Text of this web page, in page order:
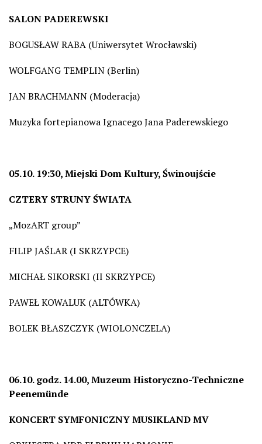
SALON PADEREWSKI
BOGUSŁAW RABA (Uniwersytet Wrocławski)
WOLFGANG TEMPLIN (Berlin)
JAN BRACHMANN (Moderacja)
Muzyka fortepianowa Ignacego Jana Paderewskiego
05.10. 19:30, Miejski Dom Kultury, Świnoujście
CZTERY STRUNY ŚWIATA
„MozART group”
FILIP JAŚLAR (I SKRZYPCE)
MICHAŁ SIKORSKI (II SKRZYPCE)
PAWEŁ KOWALUK (ALTÓWKA)
BOLEK BŁASZCZYK (WIOLONCZELA)
06.10. godz. 14.00, Muzeum Historyczno-Techniczne
Peenemünde
KONCERT SYMFONICZNY MUSIKLAND MV